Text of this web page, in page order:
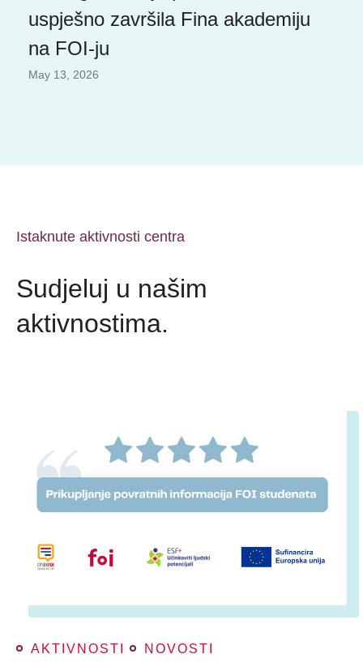
uspješno završila Fina akademiju
na FOI-ju
May 13, 2026
Istaknute aktivnosti centra
Sudjeluj u našim
aktivnostima.
AKTIVNOSTI NOVOSTI